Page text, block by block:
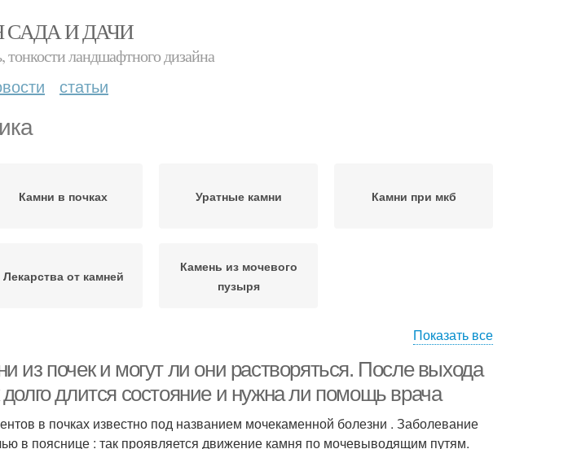
САДА И ДАЧИ
тонкости ландшафтного дизайна
статьи
Камни в почках Уратные камни Камни при мкб
Лекарства от камней
Камень из мочевого
пузыря
Показать все
из почек и могут ли они растворяться. После выхода
долго длится состояние и нужна ли помощь врача
в почках известно под названием мочекаменной болезни . Заболевание
в пояснице : так проявляется движение камня по мочевыводящим путям.